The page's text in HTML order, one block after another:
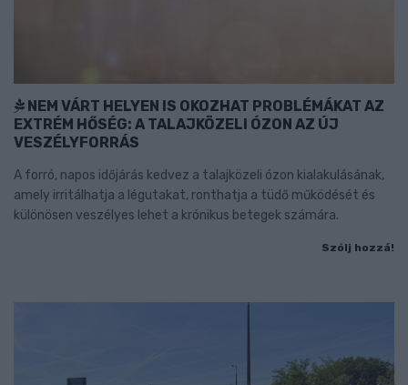
NEM VÁRT HELYEN IS OKOZHAT PROBLÉMÁKAT AZ
EXTRÉM HŐSÉG: A TALAJKÖZELI ÓZON AZ ÚJ
VESZÉLYFORRÁS
A forró, napos időjárás kedvez a talajközeli ózon kialakulásának,
amely irritálhatja a légutakat, ronthatja a tüdő működését és
különösen veszélyes lehet a krónikus betegek számára.
Szólj hozzá!